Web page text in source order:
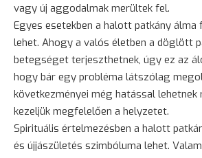
vagy új aggodalmak merültek fel.
Egyes esetekben a halott patkány
lehet. Ahogy a valós életben a döglött
betegséget terjeszthetnek, úgy ez az
hogy bár egy probléma látszólag
következményei még hatással lehetnek
kezeljük megfelelően a helyzetet.
Spirituális értelmezésben a halott
és újjászületés szimbóluma lehet.